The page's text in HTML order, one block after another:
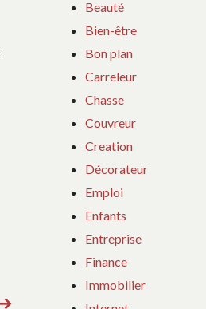
Beauté
Bien-être
Bon plan
Carreleur
Chasse
Couvreur
Creation
Décorateur
Emploi
Enfants
Entreprise
Finance
Immobilier